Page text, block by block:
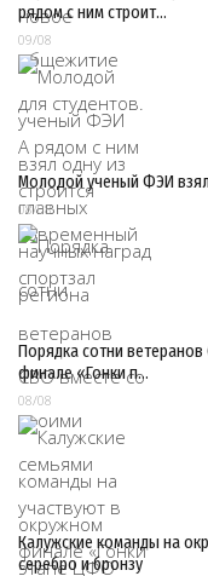
рядом с ним строит…
09/08
Молодой ученый ФЭИ взял
08/08
Порядка сотни
финале «Гонки п…
08/08
Калужские команды на
серебро и бронзу